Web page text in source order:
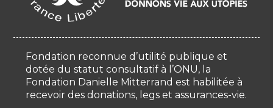
Fondation reconnue d’utilité publique et
dotée du statut consultatif à l’ONU, la
Fondation Danielle Mitterrand est habilitée à
recevoir des donations, legs et assurances-vie.